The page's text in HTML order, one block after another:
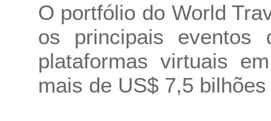
O portfólio do World
os principais eventos
plataformas virtuais
mais de US$ 7,5